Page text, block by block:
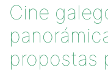
Cine
propostas